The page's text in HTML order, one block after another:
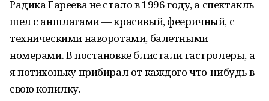
Радика Гареева не стало в 1996 году, а спектакль
шел с аншлагами — красивый, фееричный, с
техническими наворотами, балетными
номерами. В постановке блистали гастролеры, а
я потихоньку прибирал от каждого что-нибудь в
свою копилку.